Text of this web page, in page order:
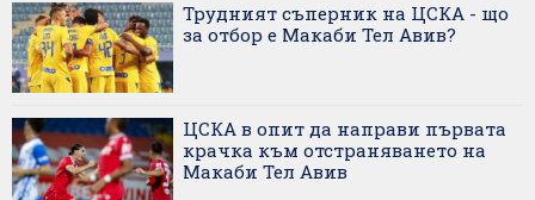
Трудният съперник на ЦСКА - що
за отбор е Макаби Тел Авив?
ЦСКА в опит да направи първата
крачка към отстраняването на
Макаби Тел Авив